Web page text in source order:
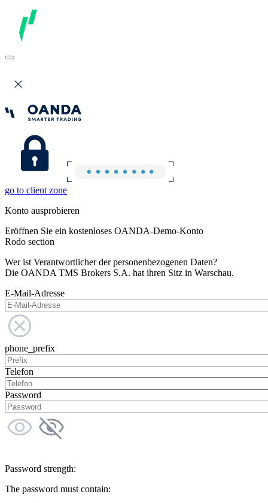
go to client zone
Konto ausprobieren
Eröffnen Sie ein kostenloses OANDA-Demo-Konto
Rodo section
Wer ist Verantwortlicher der personenbezogenen Daten?
Die OANDA TMS Brokers S.A. hat ihren Sitz in Warschau.
E-Mail-Adresse
phone_prefix
Telefon
Password
Password strength:
The password must contain: